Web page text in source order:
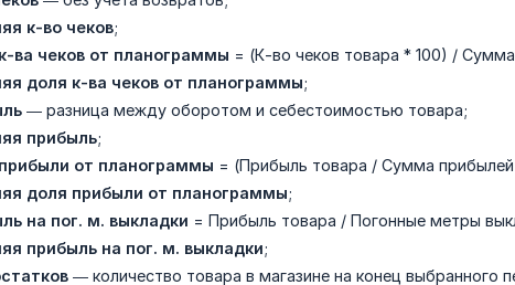
к-во чеков;
ва чеков от планограммы = (К-во чеков товара * 100) /
доля к-ва чеков от планограммы;
— разница между оборотом и себестоимостью товара;
прибыль;
от планограммы = (Прибыль товара / Сумма
доля прибыли от планограммы;
на пог. м. выкладки = Прибыль товара / Погонные метры
прибыль на пог. м. выкладки;
— количество товара в магазине на конец выбранного